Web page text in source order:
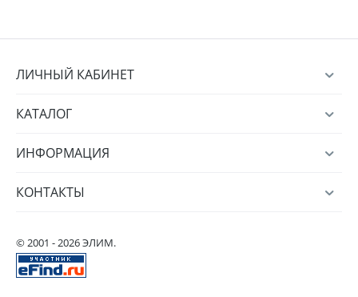
ЛИЧНЫЙ КАБИНЕТ
КАТАЛОГ
ИНФОРМАЦИЯ
КОНТАКТЫ
© 2001 - 2026 ЭЛИМ.